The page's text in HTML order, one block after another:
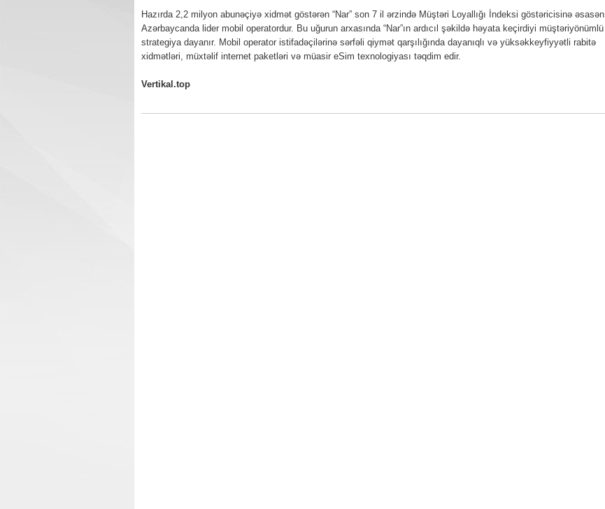
Hazırda 2,2 milyon abunəçiyə xidmət göstərən “Nar” son 7 il ərzində Müştəri Loyallığı İndeksi göstəricisinə əsasən
Azərbaycanda lider mobil operatordur. Bu uğurun arxasında “Nar”ın ardıcıl şəkildə həyata keçirdiyi müştəriyönümlü
strategiya dayanır. Mobil operator istifadəçilərinə sərfəli qiymət qarşılığında dayanıqlı və yüksəkkeyfiyyətli rabitə
xidmətləri, müxtəlif internet paketləri və müasir eSim texnologiyası təqdim edir.
Vertikal.top